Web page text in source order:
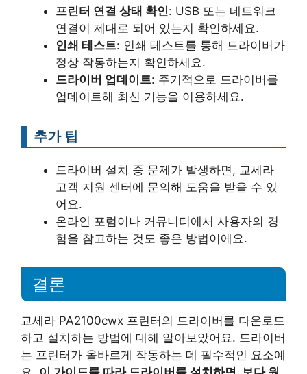
프린터 연결 상태 확인: USB 또는 네트워크
연결이 제대로 되어 있는지 확인하세요.
인쇄 테스트: 인쇄 테스트를 통해 드라이버가
정상 작동하는지 확인하세요.
드라이버 업데이트: 주기적으로 드라이버를
업데이트해 최신 기능을 이용하세요.
추가 팁
드라이버 설치 중 문제가 발생하면, 교세라
고객 지원 센터에 문의해 도움을 받을 수 있
어요.
온라인 포럼이나 커뮤니티에서 사용자의 경
험을 참고하는 것도 좋은 방법이에요.
결론
교세라 PA2100cwx 프린터의 드라이버를 다운로드
하고 설치하는 방법에 대해 알아보았어요. 드라이버
는 프린터가 올바르게 작동하는 데 필수적인 요소예